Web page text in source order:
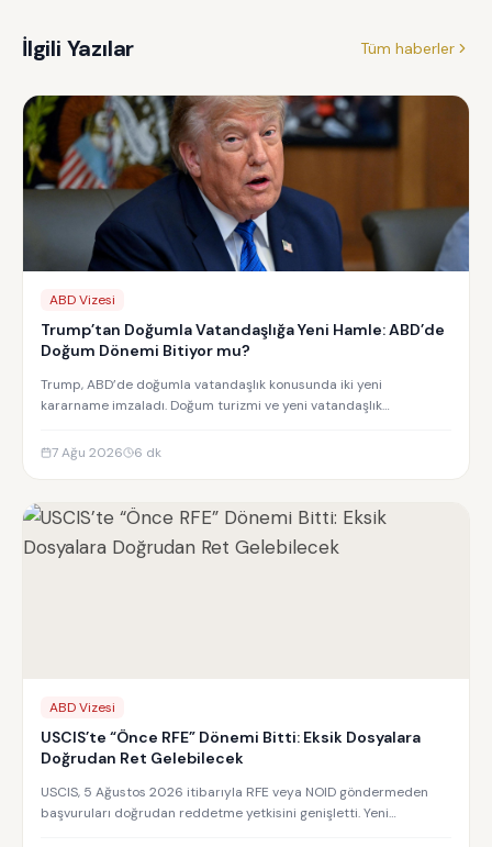
İlgili Yazılar Tüm haberler
ABD Vizesi
Trump’tan Doğumla Vatandaşlığa Yeni Hamle: ABD’de
Doğum Dönemi Bitiyor mu?
Trump, ABD’de doğumla vatandaşlık konusunda iki yeni
kararname imzaladı. Doğum turizmi ve yeni vatandaşlık
7 Ağu 2026
6 dk
ABD Vizesi
USCIS’te “Önce RFE” Dönemi Bitti: Eksik Dosyalara
Doğrudan Ret Gelebilecek
USCIS, 5 Ağustos 2026 itibarıyla RFE veya NOID göndermeden
başvuruları doğrudan reddetme yetkisini genişletti. Yeni